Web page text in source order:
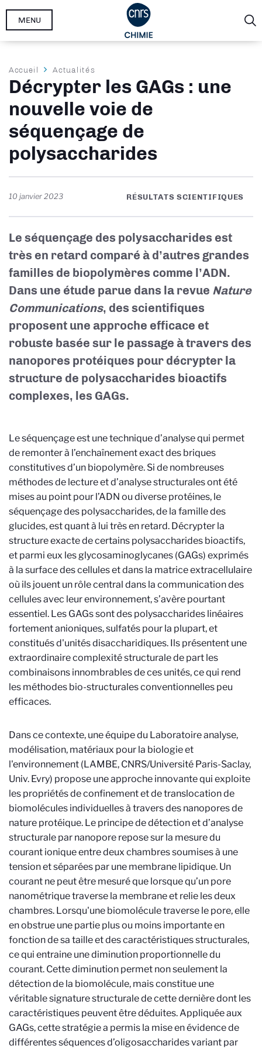
Aller
MENU
Fil
d'Ariane
Accueil Actualités
Décrypter les GAGs : une
nouvelle voie de
séquençage de
polysaccharides
10 janvier 2023 RÉSULTATS SCIENTIFIQUES
Le séquençage des polysaccharides est
très en retard comparé à d’autres grandes
familles de biopolymères comme l’ADN.
Dans une étude parue dans la revue Nature
Communications, des scientifiques
proposent une approche efficace et
robuste basée sur le passage à travers des
nanopores protéiques pour décrypter la
structure de polysaccharides bioactifs
complexes, les GAGs.
Le séquençage est une technique d’analyse qui permet
de remonter à l’enchaînement exact des briques
constitutives d’un biopolymère. Si de nombreuses
méthodes de lecture et d’analyse structurales ont été
mises au point pour l’ADN ou diverse protéines, le
séquençage des polysaccharides, de la famille des
glucides, est quant à lui très en retard. Décrypter la
structure exacte de certains polysaccharides bioactifs,
et parmi eux les glycosaminoglycanes (GAGs) exprimés
à la surface des cellules et dans la matrice extracellulaire
où ils jouent un rôle central dans la communication des
cellules avec leur environnement, s’avère pourtant
essentiel. Les GAGs sont des polysaccharides linéaires
fortement anioniques, sulfatés pour la plupart, et
constitués d'unités disaccharidiques. Ils présentent une
extraordinaire complexité structurale de part les
combinaisons innombrables de ces unités, ce qui rend
les méthodes bio-structurales conventionnelles peu
efficaces.
Dans ce contexte, une équipe du Laboratoire analyse,
modélisation, matériaux pour la biologie et
l'environnement (LAMBE, CNRS/Université Paris-Saclay,
Univ. Evry) propose une approche innovante qui exploite
les propriétés de confinement et de translocation de
biomolécules individuelles à travers des nanopores de
nature protéique. Le principe de détection et d’analyse
structurale par nanopore repose sur la mesure du
courant ionique entre deux chambres soumises à une
tension et séparées par une membrane lipidique. Un
courant ne peut être mesuré que lorsque qu’un pore
nanométrique traverse la membrane et relie les deux
chambres. Lorsqu'une biomolécule traverse le pore, elle
en obstrue une partie plus ou moins importante en
fonction de sa taille et des caractéristiques structurales,
ce qui entraine une diminution proportionnelle du
courant. Cette diminution permet non seulement la
détection de la biomolécule, mais constitue une
véritable signature structurale de cette dernière dont les
caractéristiques peuvent être déduites. Appliquée aux
GAGs, cette stratégie a permis la mise en évidence de
différentes séquences d’oligosaccharides variant par